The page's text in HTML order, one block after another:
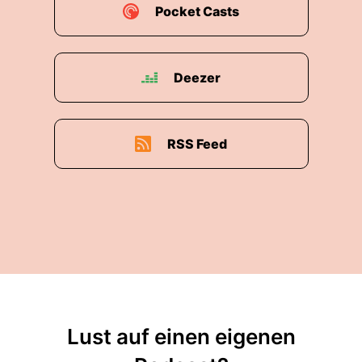
00:01:24: Dann schieben wir es darauf.
00:01:30: Okay!
00:01:30: Da hat jeder Klatscher gesessen.
00:01:33: Vor allem so aufgeregt wie du warst
hätte ich jetzt wirklich gedacht einer ist dabei
dabei.
00:01:43: hab noch nie einen Fehler gesehen.
Pocket Casts
Deezer
RSS Feed
Lust auf einen eigenen